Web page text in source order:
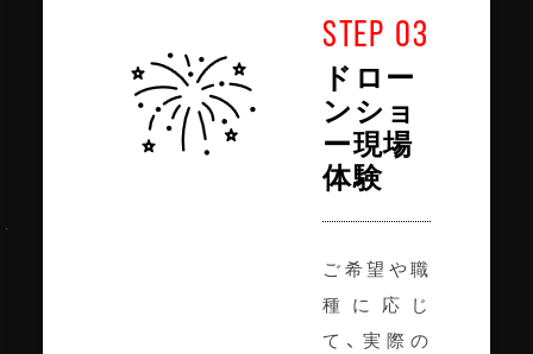
STEP 03
ドロー
ンショ
ー現場
体験
ご希望や職
種に応じ
て、実際の